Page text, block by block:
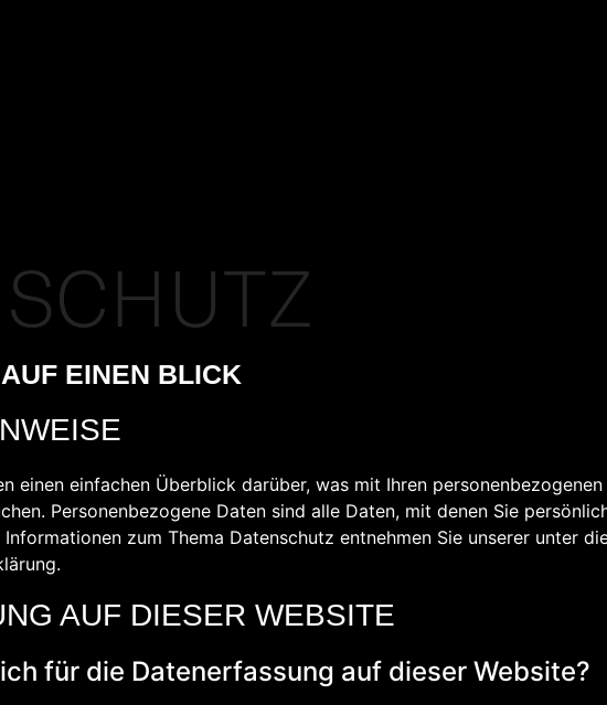
EINEN BLICK
einen einfachen Überblick darüber, was mit Ihren
Personenbezogene Daten sind alle Daten, mit denen Sie
zum Thema Datenschutz entnehmen Sie unserer unter
AUF DIESER WEBSITE
für die Datenerfassung auf dieser Website?